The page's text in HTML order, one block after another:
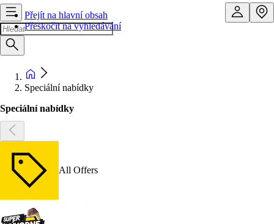
Přejít na hlavní obsah
Přeskočit na vyhledávání
Speciální nabídky
Speciální nabídky
All Offers